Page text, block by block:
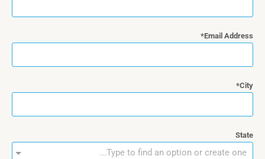
Email Address
City
State
Type to find an option or create one...